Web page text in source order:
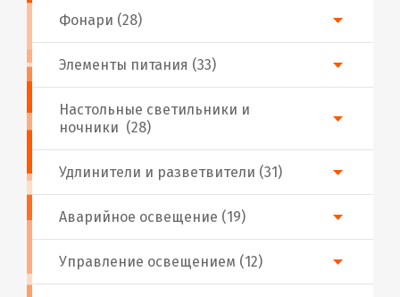
Фонари (28)
Аварийное освещение (19)
Настольные светильники и
ночники (28)
Удлинители и разветвители (31)
Управление освещением (12)
Элементы питания (33)